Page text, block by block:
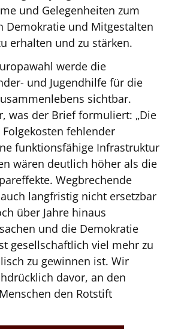
und Gelegenheiten zum
Demokratie und Mitgestalten
erhalten und zu stärken.
werde die
und Jugendhilfe für die
sichtbar.
was der Brief formuliert: „Die
fehlender
funktionsfähige Infrastruktur
wären deutlich höher als die
Wegbrechende
langfristig nicht ersetzbar
über Jahre hinaus
und die Demokratie
gesellschaftlich viel mehr zu
zu gewinnen ist. Wir
davor, an den
den Rotstift